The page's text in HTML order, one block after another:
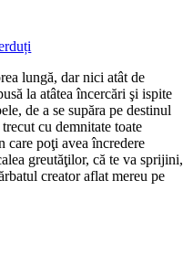
lungă, dar nici atât de
la atâtea încercări şi ispite
de a se supăra pe destinul
cu demnitate toate
care poţi avea încredere
greutăţilor, că te va sprijini,
creator aflat mereu pe